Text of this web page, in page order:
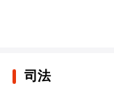
司法